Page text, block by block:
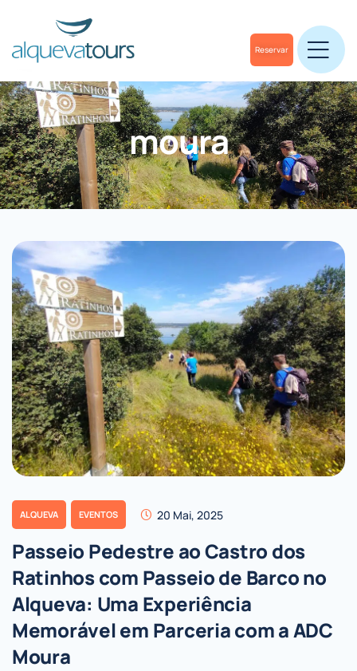
Reservar
moura
ALQUEVA EVENTOS 20 Mai, 2025
Passeio Pedestre ao Castro dos
Ratinhos com Passeio de Barco no
Alqueva: Uma Experiência
Memorável em Parceria com a ADC
Moura